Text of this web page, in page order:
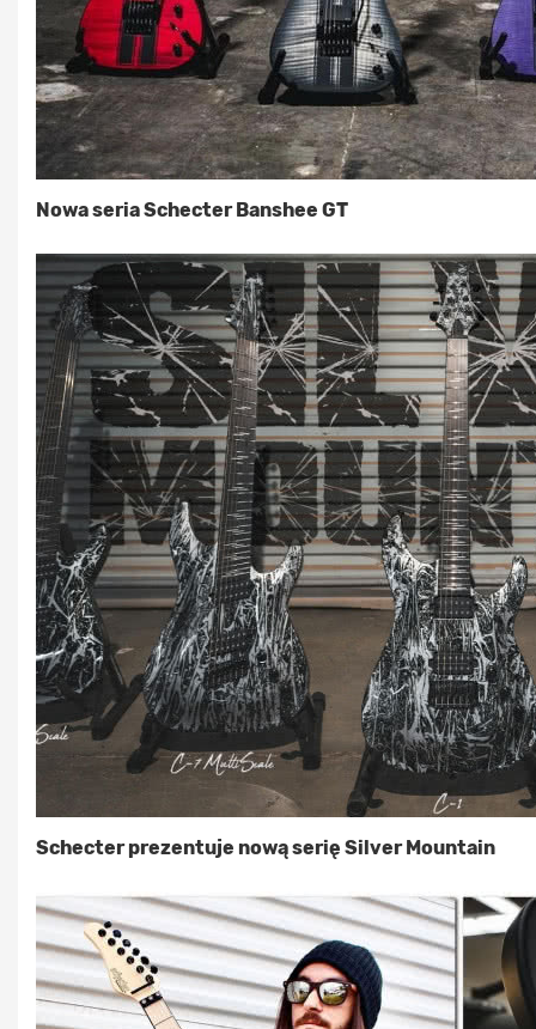
Nowa seria Schecter Banshee GT
Schecter prezentuje nową serię Silver Mountain